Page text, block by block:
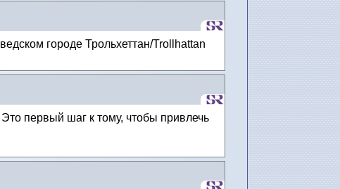
городе Трольхеттан/Trollhattan
первый шаг к тому, чтобы привлечь